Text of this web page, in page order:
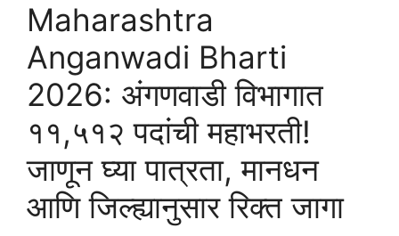
Maharashtra
Anganwadi Bharti
2026: अंगणवाडी विभागात
११,५१२ पदांची महाभरती!
जाणून घ्या पात्रता, मानधन
आणि जिल्ह्यानुसार रिक्त जागा